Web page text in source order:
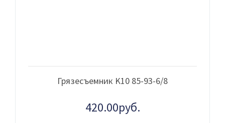
Грязесъемник K10 85-93-6/8
420.00руб.